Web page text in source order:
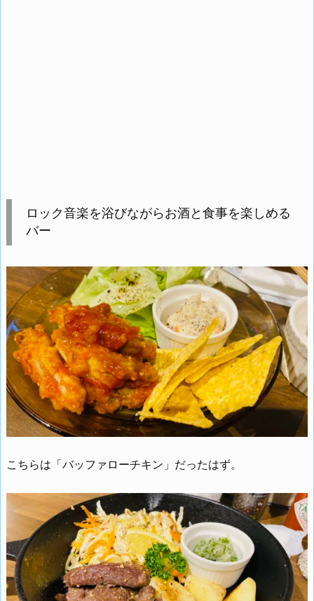
ロック音楽を浴びながらお酒と食事を楽しめる
バー
こちらは「バッファローチキン」だったはず。